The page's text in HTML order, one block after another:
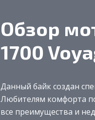
Обзор
1700
Данный байк создан
Любителям комфорта
все преимущества и